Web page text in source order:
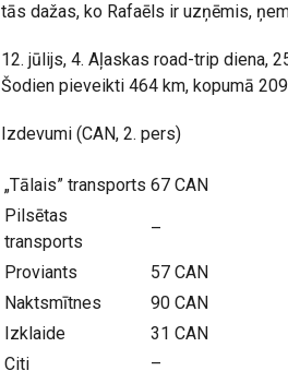
tās dažas, ko Rafaēls ir uzņēmis,
12. jūlijs, 4. Aļaskas road-trip diena,
Šodien pieveikti 464 km, kopumā
Izdevumi (CAN, 2. pers)
„Tālais” transports 67 CAN
Pilsētas
transports
–
Proviants
57 CAN
Naktsmītnes
90 CAN
Izklaide
31 CAN
Citi
–